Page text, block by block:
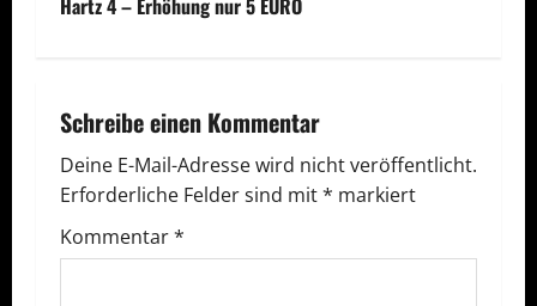
i
r
a
g
s
Hartz 4 – Erhöhung nur 5 EURO
Schreibe einen Kommentar
Deine E-Mail-Adresse wird nicht veröffentlicht.
Erforderliche Felder sind mit* markiert
Kommentar*